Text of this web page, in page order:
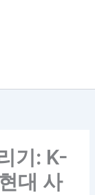
기: K-
대 사